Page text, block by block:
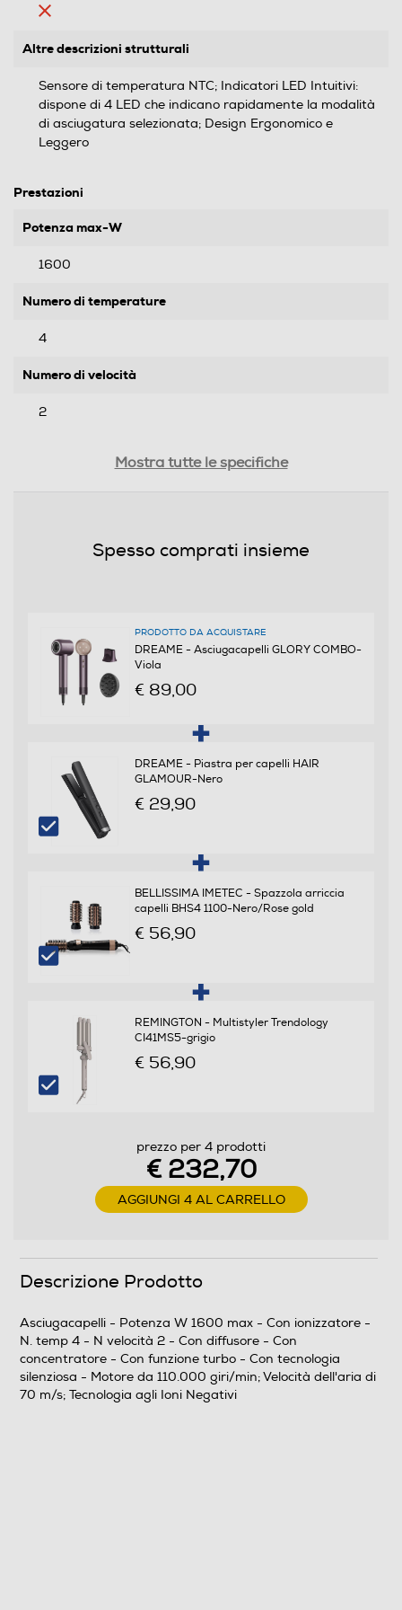
Altre descrizioni strutturali
Sensore di temperatura NTC; Indicatori LED Intuitivi:
dispone di 4 LED che indicano rapidamente la modalità
di asciugatura selezionata; Design Ergonomico e
Leggero
Prestazioni
Potenza max-W
1600
Numero di temperature
4
Numero di velocità
2
Doppio Voltaggio
Impugnatura ergonomica
Anello d'aggancio
Griglia amovibile
Funzioni e Plus
Concentratore
Funzione turbo
Funzione aria fredda
Mostra tutte le specifiche
Spesso comprati insieme
PRODOTTO DA ACQUISTARE
DREAME - Asciugacapelli GLORY COMBO-
Viola
€ 89,00
DREAME - Piastra per capelli HAIR
GLAMOUR-Nero
€ 29,90
BELLISSIMA IMETEC - Spazzola arriccia
capelli BHS4 1100-Nero/Rose gold
€ 56,90
REMINGTON - Multistyler Trendology
CI41MS5-grigio
€ 56,90
prezzo per 4 prodotti
€ 232,70
AGGIUNGI 4 AL CARRELLO
Descrizione Prodotto
Asciugacapelli - Potenza W 1600 max - Con ionizzatore -
N. temp 4 - N velocità 2 - Con diffusore - Con
concentratore - Con funzione turbo - Con tecnologia
silenziosa - Motore da 110.000 giri/min; Velocità dell'aria di
70 m/s; Tecnologia agli Ioni Negativi